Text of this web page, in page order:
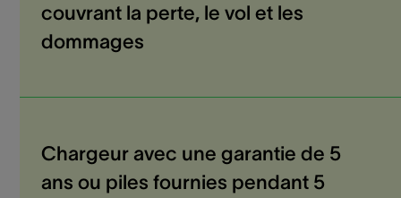
couvrant la perte, le vol et les
dommages
Chargeur avec une garantie de 5
ans ou piles fournies pendant 5